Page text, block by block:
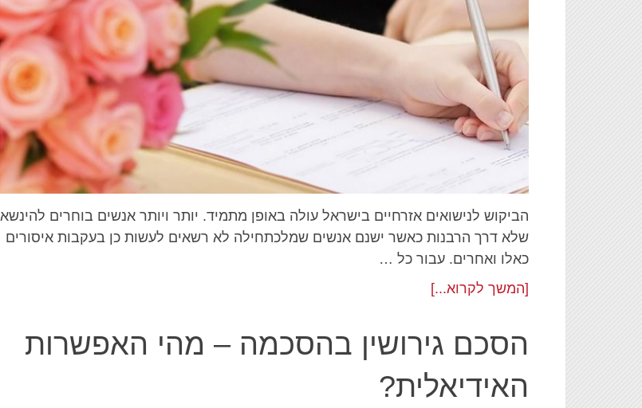
הביקוש לנישואים אזרחיים בישראל עולה באופן מתמיד. יותר ויותר אנשים בוחרים להינשא
שלא דרך הרבנות כאשר ישנם אנשים שמלכתחילה לא רשאים לעשות כן בעקבות איסורים
כאלו ואחרים. עבור כל …
[המשך לקרוא...]
הסכם גירושין בהסכמה – מהי האפשרות
האידיאלית?